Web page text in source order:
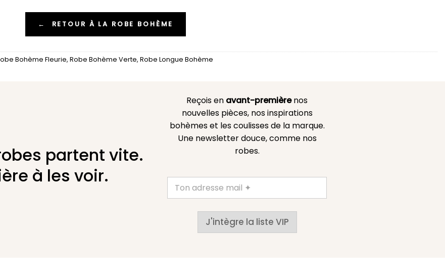
← RETOUR À LA ROBE BOHÈME
Bohème Fleurie, Robe Bohème Verte, Robe Longue Bohème
partent vite.
à les voir.
Reçois en avant-premièrenos
nouvelles pièces, nos inspirations
bohèmes et les coulisses de la marque.
Une newsletter douce, comme nos
robes.
J'intègre la liste VIP